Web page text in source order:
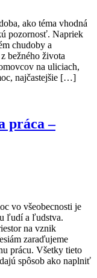
ako téma vhodná
pozornosť. Napriek
chudoby a
bežného života
na uliciach,
najčastejšie […]
práca –
vo všeobecnosti je
ľudí a ľudstva.
na vznik
zaraďujeme
prácu. Všetky tieto
spôsob ako naplniť